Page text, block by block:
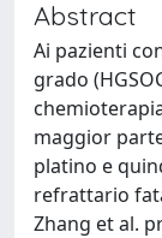
Abstract
Ai pazienti
grado
maggior
platino e
refrattario
Zhang et al.